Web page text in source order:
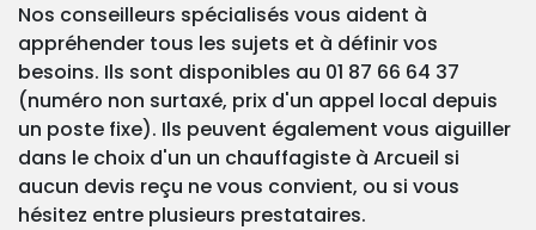
Nos conseilleurs spécialisés vous aident à
appréhender tous les sujets et à définir vos
besoins. Ils sont disponibles au 01 87 66 64 37
(numéro non surtaxé, prix d'un appel local depuis
un poste fixe). Ils peuvent également vous aiguiller
dans le choix d'un un chauffagiste à Arcueil si
aucun devis reçu ne vous convient, ou si vous
hésitez entre plusieurs prestataires.